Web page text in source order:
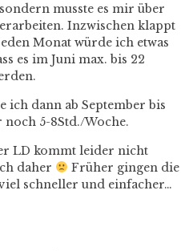
musste es mir über
Inzwischen klappt
Monat würde ich etwas
es im Juni max. bis 22
ich dann ab September bis
noch 5-8Std./Woche.
LD kommt leider nicht
daher
Früher gingen die
schneller und einfacher…